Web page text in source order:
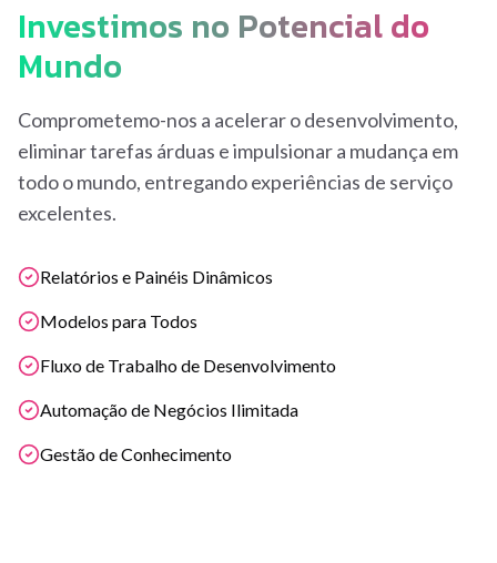
Investimos no Potencial do
Mundo
Comprometemo-nos a acelerar o desenvolvimento,
eliminar tarefas árduas e impulsionar a mudança em
todo o mundo, entregando experiências de serviço
excelentes.
Relatórios e Painéis Dinâmicos
Modelos para Todos
Fluxo de Trabalho de Desenvolvimento
Automação de Negócios Ilimitada
Gestão de Conhecimento